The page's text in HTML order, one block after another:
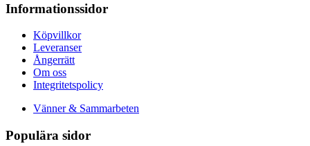
Informationssidor
Köpvillkor
Leveranser
Ångerrätt
Om oss
Integritetspolicy
Vänner & Sammarbeten
Populära sidor